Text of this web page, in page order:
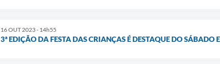
16 OUT 2023 - 14h55
3ª EDIÇÃO DA FESTA DAS CRIANÇAS É DESTAQUE DO